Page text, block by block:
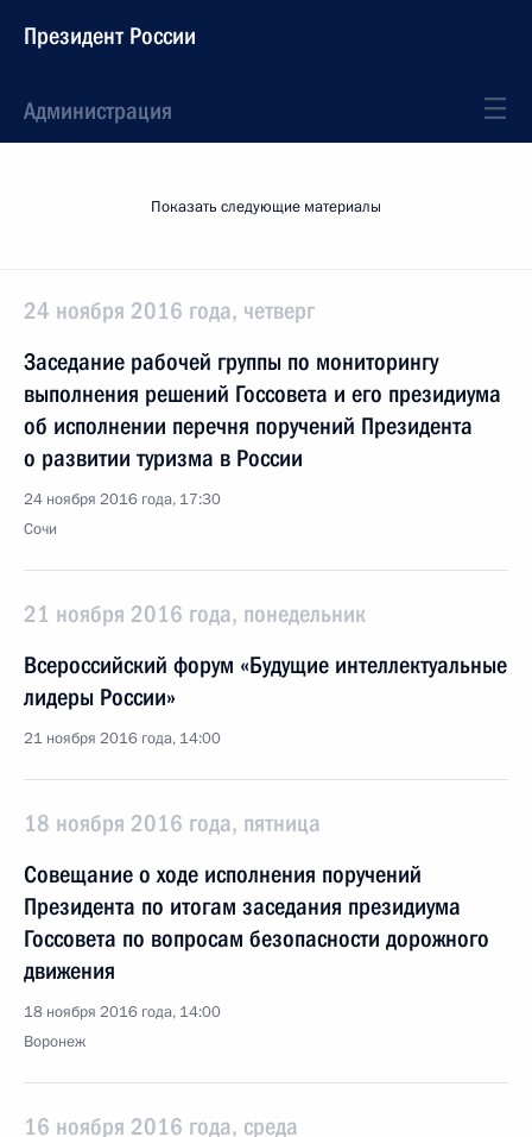
Президент России
Администрация
Показать следующие материалы
24 ноября 2016 года, четверг
Заседание рабочей группы по мониторингу
выполнения решений Госсовета и его президиума
об исполнении перечня поручений Президента
о развитии туризма в России
24 ноября 2016 года, 17:30
Сочи
21 ноября 2016 года, понедельник
Всероссийский форум «Будущие интеллектуальные
лидеры России»
21 ноября 2016 года, 14:00
18 ноября 2016 года, пятница
Совещание о ходе исполнения поручений
Президента по итогам заседания президиума
Госсовета по вопросам безопасности дорожного
движения
18 ноября 2016 года, 14:00
Воронеж
16 ноября 2016 года, среда